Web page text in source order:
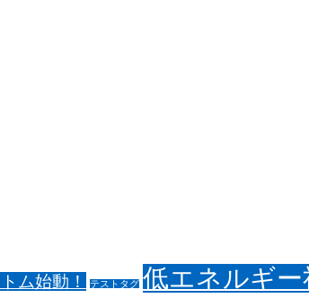
ム始動！ テストタグ 低エネルギー